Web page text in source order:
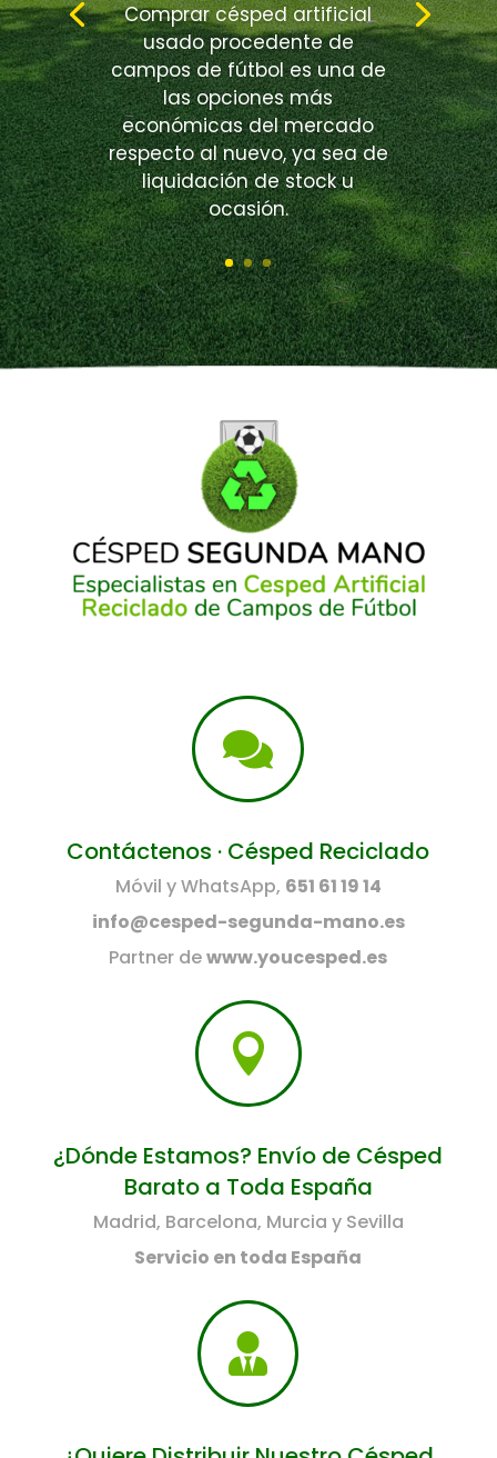
Comprar césped artificial
usado procedente de
campos de fútbol es una de
las opciones más
económicas del mercado
respecto al nuevo, ya sea de
liquidación de stock u
ocasión.

Contáctenos · Césped Reciclado
Móvil y WhatsApp, 651 61 19 14
info@cesped-segunda-mano.es
Partner dewww.youcesped.es

¿Dónde Estamos? Envío de Césped
Barato a Toda España
Madrid, Barcelona, Murcia y Sevilla
Servicio en toda España
